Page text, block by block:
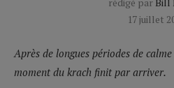
17 juillet
Après de longues périodes de
moment du krach finit par arriver.